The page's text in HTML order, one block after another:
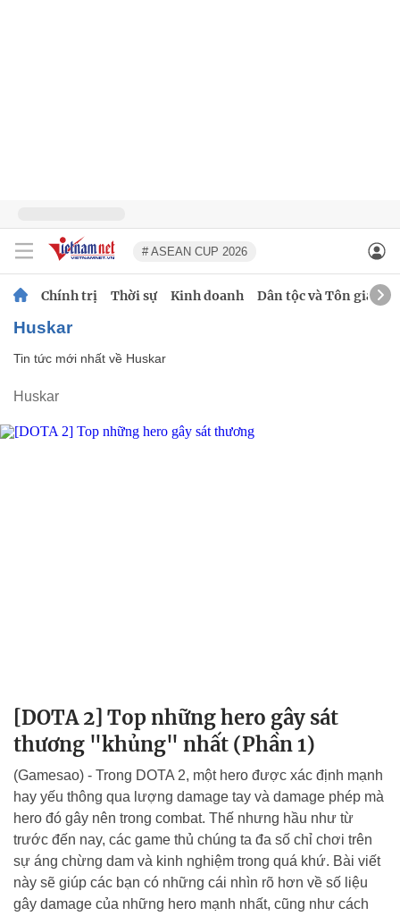
# ASEAN CUP 2026
Chính trị Thời sự Kinh doanh Dân tộc và Tôn giáo
Huskar
Tin tức mới nhất về Huskar
Huskar
[DOTA 2] Top những hero gây sát
thương "khủng" nhất (Phần 1)
(Gamesao) - Trong DOTA 2, một hero được xác định mạnh
hay yếu thông qua lượng damage tay và damage phép mà
hero đó gây nên trong combat. Thế nhưng hầu như từ
trước đến nay, các game thủ chúng ta đa số chỉ chơi trên
sự áng chừng dam và kinh nghiệm trong quá khứ. Bài viết
này sẽ giúp các bạn có những cái nhìn rõ hơn về số liệu
gây damage của những hero mạnh nhất, cũng như cách